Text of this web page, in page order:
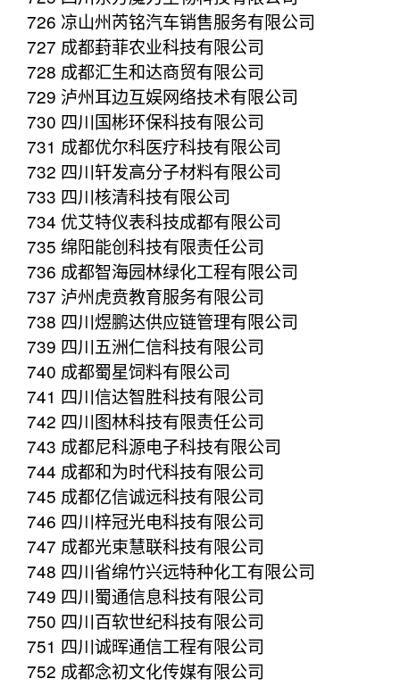
726 凉山州芮铭汽车销售服务有限公司
727 成都葑菲农业科技有限公司
728 成都汇生和达商贸有限公司
729 泸州耳边互娱网络技术有限公司
730 四川国彬环保科技有限公司
731 成都优尔科医疗科技有限公司
732 四川轩发高分子材料有限公司
733 四川核清科技有限公司
734 优艾特仪表科技成都有限公司
735 绵阳能创科技有限责任公司
736 成都智海园林绿化工程有限公司
737 泸州虎贲教育服务有限公司
738 四川煜鹏达供应链管理有限公司
739 四川五洲仁信科技有限公司
740 成都蜀星饲料有限公司
741 四川信达智胜科技有限公司
742 四川图林科技有限责任公司
743 成都尼科源电子科技有限公司
744 成都和为时代科技有限公司
745 成都亿信诚远科技有限公司
746 四川梓冠光电科技有限公司
747 成都光束慧联科技有限公司
748 四川省绵竹兴远特种化工有限公司
749 四川蜀通信息科技有限公司
750 四川百软世纪科技有限公司
751 四川诚晖通信工程有限公司
752 成都念初文化传媒有限公司